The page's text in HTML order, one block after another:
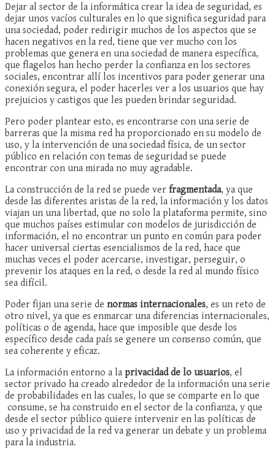
Dejar al sector de la informática crear la idea de seguridad, es
dejar unos vacíos culturales en lo que significa seguridad para
una sociedad, poder redirigir muchos de los aspectos que se
hacen negativos en la red, tiene que ver mucho con los
problemas que genera en una sociedad de manera específica,
que flagelos han hecho perder la confianza en los sectores
sociales, encontrar allí los incentivos para poder generar una
conexión segura, el poder hacerles ver a los usuarios que hay
prejuicios y castigos que les pueden brindar seguridad.
Pero poder plantear esto, es encontrarse con una serie de
barreras que la misma red ha proporcionado en su modelo de
uso, y la intervención de una sociedad física, de un sector
público en relación con temas de seguridad se puede
encontrar con una mirada no muy agradable.
La construcción de la red se puede ver fragmentada, ya que
desde las diferentes aristas de la red, la información y los datos
viajan un una libertad, que no solo la plataforma permite, sino
que muchos países estimular con modelos de jurisdicción de
información, el no encontrar un punto en común para poder
hacer universal ciertas esencialismos de la red, hace que
muchas veces el poder acercarse, investigar, perseguir, o
prevenir los ataques en la red, o desde la red al mundo físico
sea difícil.
Poder fijan una serie de normas internacionales, es un reto de
otro nivel, ya que es enmarcar una diferencias internacionales,
políticas o de agenda, hace que imposible que desde los
específico desde cada país se genere un consenso común, que
sea coherente y eficaz.
La información entorno a la privacidad de lo usuarios, el
sector privado ha creado alrededor de la información una serie
de probabilidades en las cuales, lo que se comparte en lo que
consume, se ha construido en el sector de la confianza, y que
desde el sector público quiere intervenir en las políticas de
uso y privacidad de la red va generar un debate y un problema
para la industria.